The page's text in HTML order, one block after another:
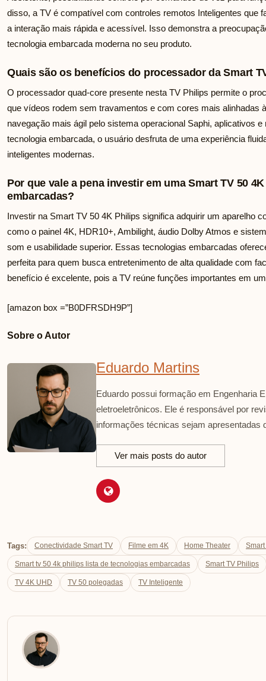
disso, a TV é compatível com controles remotos Inteligentes que
a interação mais rápida e acessível. Isso demonstra a
tecnologia embarcada moderna no seu produto.
Quais são os benefícios do processador da Smart
O processador quad-core presente nesta TV Philips permite o
que vídeos rodem sem travamentos e com cores mais alinhadas
navegação mais ágil pelo sistema operacional Saphi, aplicativos
tecnologia embarcada, o usuário desfruta de uma experiência
inteligentes modernas.
Por que vale a pena investir em uma Smart TV 50
embarcadas?
Investir na Smart TV 50 4K Philips significa adquirir um aparelho
como o painel 4K, HDR10+, Ambilight, áudio Dolby Atmos e
som e usabilidade superior. Essas tecnologias embarcadas
perfeita para quem busca entretenimento de alta qualidade com
benefício é excelente, pois a TV reúne funções importantes em
[amazon box =”B0DFRSDH9P”]
Sobre o Autor
Eduardo Martins
Eduardo possui formação em Engenharia
eletroeletrônicos. Ele é responsável por
informações técnicas sejam apresentadas
Ver mais posts do autor
Tags: Conectividade Smart TV Filme em 4K Home Theater
Smart tv 50 4k philips lista de tecnologias embarcadas Smart TV Philips
TV 4K UHD TV 50 polegadas TV Inteligente